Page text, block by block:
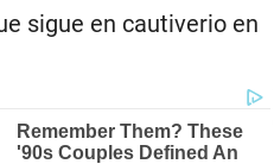
sigue en cautiverio en